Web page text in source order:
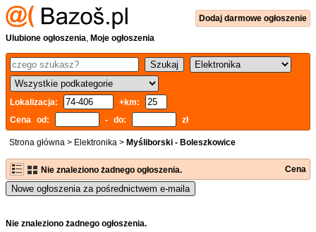
Dodaj darmowe ogłoszenie
Ulubione ogłoszenia, Moje ogłoszenia
Lokalizacja:
+km:
Cena od:
- do: zł
Strona główna > Elektronika > Myśliborski - Boleszkowice
Nie znaleziono żadnego ogłoszenia. Cena
Nowe ogłoszenia za pośrednictwem e-maila
Nie znaleziono żadnego ogłoszenia.